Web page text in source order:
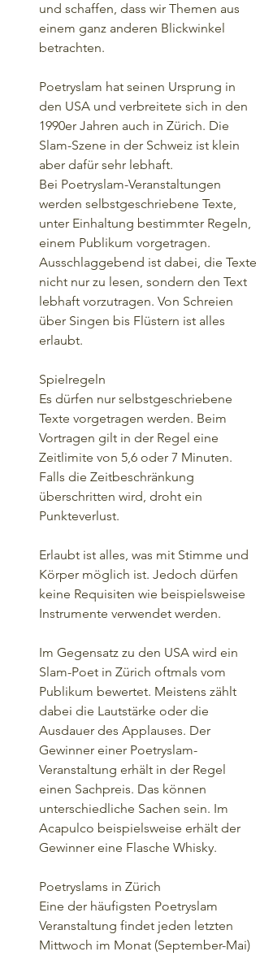
und schaffen, dass wir Themen aus
einem ganz anderen Blickwinkel
betrachten.
Poetryslam hat seinen Ursprung in
den USA und verbreitete sich in den
1990er Jahren auch in Zürich. Die
Slam-Szene in der Schweiz ist klein
aber dafür sehr lebhaft.
Bei Poetryslam-Veranstaltungen
werden selbstgeschriebene Texte,
unter Einhaltung bestimmter Regeln,
einem Publikum vorgetragen.
Ausschlaggebend ist dabei, die Texte
nicht nur zu lesen, sondern den Text
lebhaft vorzutragen. Von Schreien
über Singen bis Flüstern ist alles
erlaubt.
Spielregeln
Es dürfen nur selbstgeschriebene
Texte vorgetragen werden. Beim
Vortragen gilt in der Regel eine
Zeitlimite von 5,6 oder 7 Minuten.
Falls die Zeitbeschränkung
überschritten wird, droht ein
Punkteverlust.
Erlaubt ist alles, was mit Stimme und
Körper möglich ist. Jedoch dürfen
keine Requisiten wie beispielsweise
Instrumente verwendet werden.
Im Gegensatz zu den USA wird ein
Slam-Poet in Zürich oftmals vom
Publikum bewertet. Meistens zählt
dabei die Lautstärke oder die
Ausdauer des Applauses. Der
Gewinner einer Poetryslam-
Veranstaltung erhält in der Regel
einen Sachpreis. Das können
unterschiedliche Sachen sein. Im
Acapulco beispielsweise erhält der
Gewinner eine Flasche Whisky.
Poetryslams in Zürich
Eine der häufigsten Poetryslam
Veranstaltung findet jeden letzten
Mittwoch im Monat (September-Mai)